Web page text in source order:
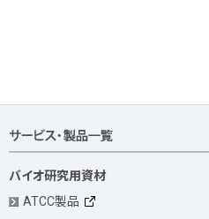
バイオ研究用資材
ATCC製品